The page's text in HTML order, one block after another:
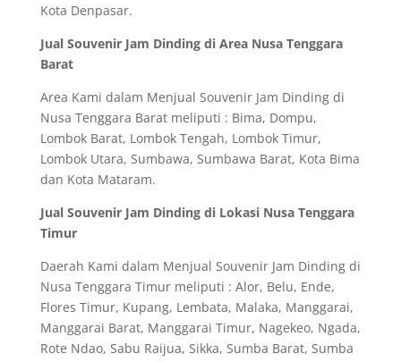
Kota Denpasar.
Jual Souvenir Jam Dinding di Area Nusa Tenggara
Barat
Area Kami dalam Menjual Souvenir Jam Dinding di
Nusa Tenggara Barat meliputi : Bima, Dompu,
Lombok Barat, Lombok Tengah, Lombok Timur,
Lombok Utara, Sumbawa, Sumbawa Barat, Kota Bima
dan Kota Mataram.
Jual Souvenir Jam Dinding di Lokasi Nusa Tenggara
Timur
Daerah Kami dalam Menjual Souvenir Jam Dinding di
Nusa Tenggara Timur meliputi : Alor, Belu, Ende,
Flores Timur, Kupang, Lembata, Malaka, Manggarai,
Manggarai Barat, Manggarai Timur, Nagekeo, Ngada,
Rote Ndao, Sabu Raijua, Sikka, Sumba Barat, Sumba